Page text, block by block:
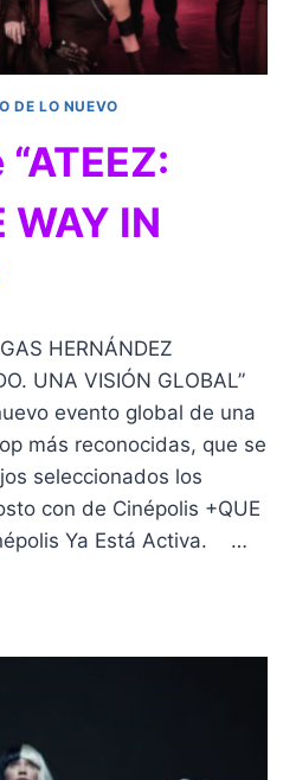
DE LO NUEVO
WAY IN
HERNÁNDEZ
UNA VISIÓN GLOBAL”
evento global de una
más reconocidas, que se
seleccionados los
con de Cinépolis +QUE
Ya Está Activa. …